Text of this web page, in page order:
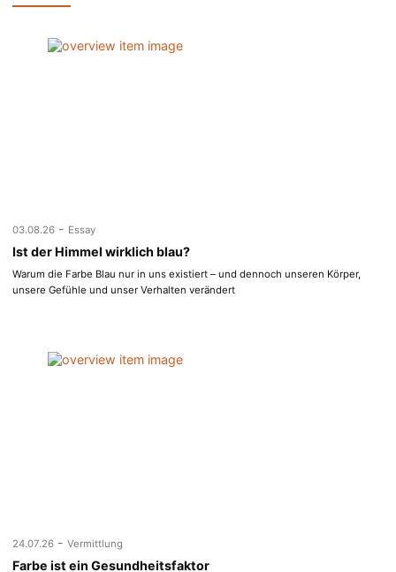
03.08.26 - Essay
Ist der Himmel wirklich blau?
Warum die Farbe Blau nur in uns existiert – und dennoch unseren Körper,
unsere Gefühle und unser Verhalten verändert
24.07.26 - Vermittlung
Farbe ist ein Gesundheitsfaktor